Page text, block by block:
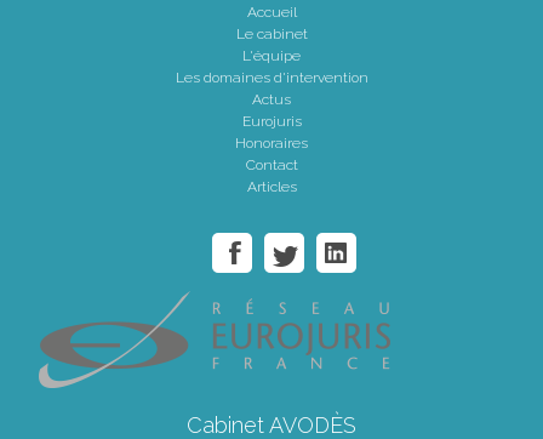
Accueil
Le cabinet
L'équipe
Les domaines d'intervention
Actus
Eurojuris
Honoraires
Contact
Articles
Cabinet AVODÈS